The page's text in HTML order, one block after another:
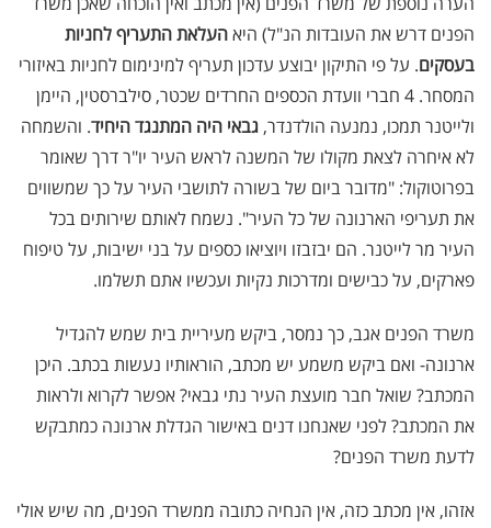
הפנים דרש את העובדות הנ"ל) היאהעלאת התעריף לחניות
בעסקים. על פי התיקון יבוצע עדכון תעריף למינימום לחניות באיזורי
המסחר. 4 חברי וועדת הכספים החרדים שכטר, סילברסטין, היימן
ולייטנר תמכו, נמנעה הולדנדר, גבאי היה המתנגד היחיד. והשמחה
לא איחרה לצאת מקולו של המשנה לראש העיר יו"ר דרך שאומר
בפרוטוקול: "מדובר ביום של בשורה לתושבי העיר על כך שמשווים
את תעריפי הארנונה של כל העיר". נשמח לאותם שירותים בכל
העיר מר לייטנר. הם יבזבזו ויוציאו כספים על בני ישיבות, על טיפוח
פארקים, על כבישים ומדרכות נקיות ועכשיו אתם תשלמו.
משרד הפנים אגב, כך נמסר, ביקש מעיריית בית שמש להגדיל
ארנונה- ואם ביקש משמע יש מכתב, הוראותיו נעשות בכתב. היכן
המכתב? שואל חבר מועצת העיר נתי גבאי? אפשר לקרוא ולראות
את המכתב? לפני שאנחנו דנים באישור הגדלת ארנונה כמתבקש
לדעת משרד הפנים?
אזהו, אין מכתב כזה, אין הנחיה כתובה ממשרד הפנים, מה שיש אולי